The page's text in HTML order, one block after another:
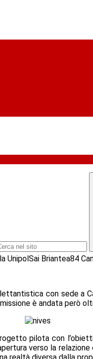
UnipolSai Briantea84
con sede a
è andata però
pilota con
verso la